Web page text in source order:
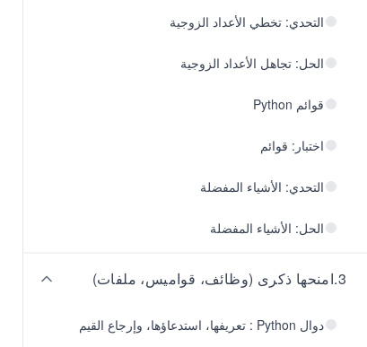
التحدي: تخطي الأعداد الزوجية
الحل: تجاهل الأعداد الزوجية
قوائم Python
اختبار: قوائم
التحدي: الأشياء المفضلة
الحل: الأشياء المفضلة
3
.امنحها ذكرى (وظائف، قواميس، ملفات)
دوال Python : تعريفها، استدعاؤها، وإرجاع القيم